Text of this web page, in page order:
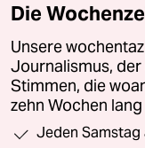
Die
Unsere
Journalismus,
Stimmen, die
zehn Wochen
Jeden Samstag